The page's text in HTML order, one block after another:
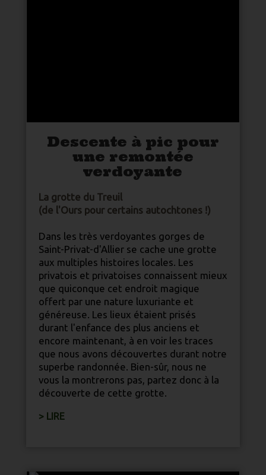
Descente à pic pour
une remontée
verdoyante
La grotte du Treuil
(de l'Ours pour certains autochtones !)
Dans les très verdoyantes gorges de
Saint-Privat-d'Allier se cache une grotte
aux multiples histoires locales. Les
privatois et privatoises connaissent mieux
que quiconque cet endroit magique
offert par une nature luxuriante et
généreuse. Les lieux étaient prisés
durant l'enfance des plus anciens et
encore maintenant, à en voir les traces
que nous avons découvertes durant notre
superbe randonnée. Bien-sûr, nous ne
vous la montrerons pas, partez donc à la
découverte de cette grotte.
> LIRE